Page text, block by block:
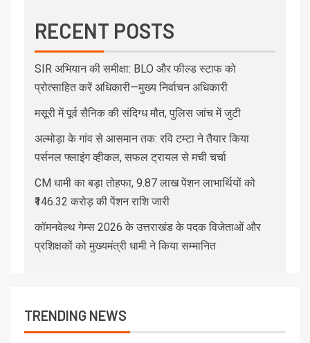
RECENT POSTS
SIR अभियान की समीक्षा: BLO और फील्ड स्टाफ को
प्रोत्साहित करें अधिकारी—मुख्य निर्वाचन अधिकारी
मसूरी में पूर्व सैनिक की संदिग्ध मौत, पुलिस जांच में जुटी
अल्मोड़ा के गांव से आसमान तक: रवि टम्टा ने तैयार किया
पर्सनल फ्लाइंग व्हीकल, सफल ट्रायल से मची चर्चा
CM धामी का बड़ा तोहफा, 9.87 लाख पेंशन लाभार्थियों को
₹146.32 करोड़ की पेंशन राशि जारी
कॉमनवेल्थ गेम्स 2026 के उत्तराखंड के पदक विजेताओं और
प्रशिक्षकों को मुख्यमंत्री धामी ने किया सम्मानित
TRENDING NEWS